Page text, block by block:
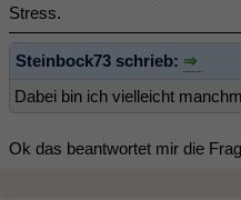
Stress.
Steinbock73 schrieb:
Dabei bin ich vielleicht
Ok das beantwortet mir die